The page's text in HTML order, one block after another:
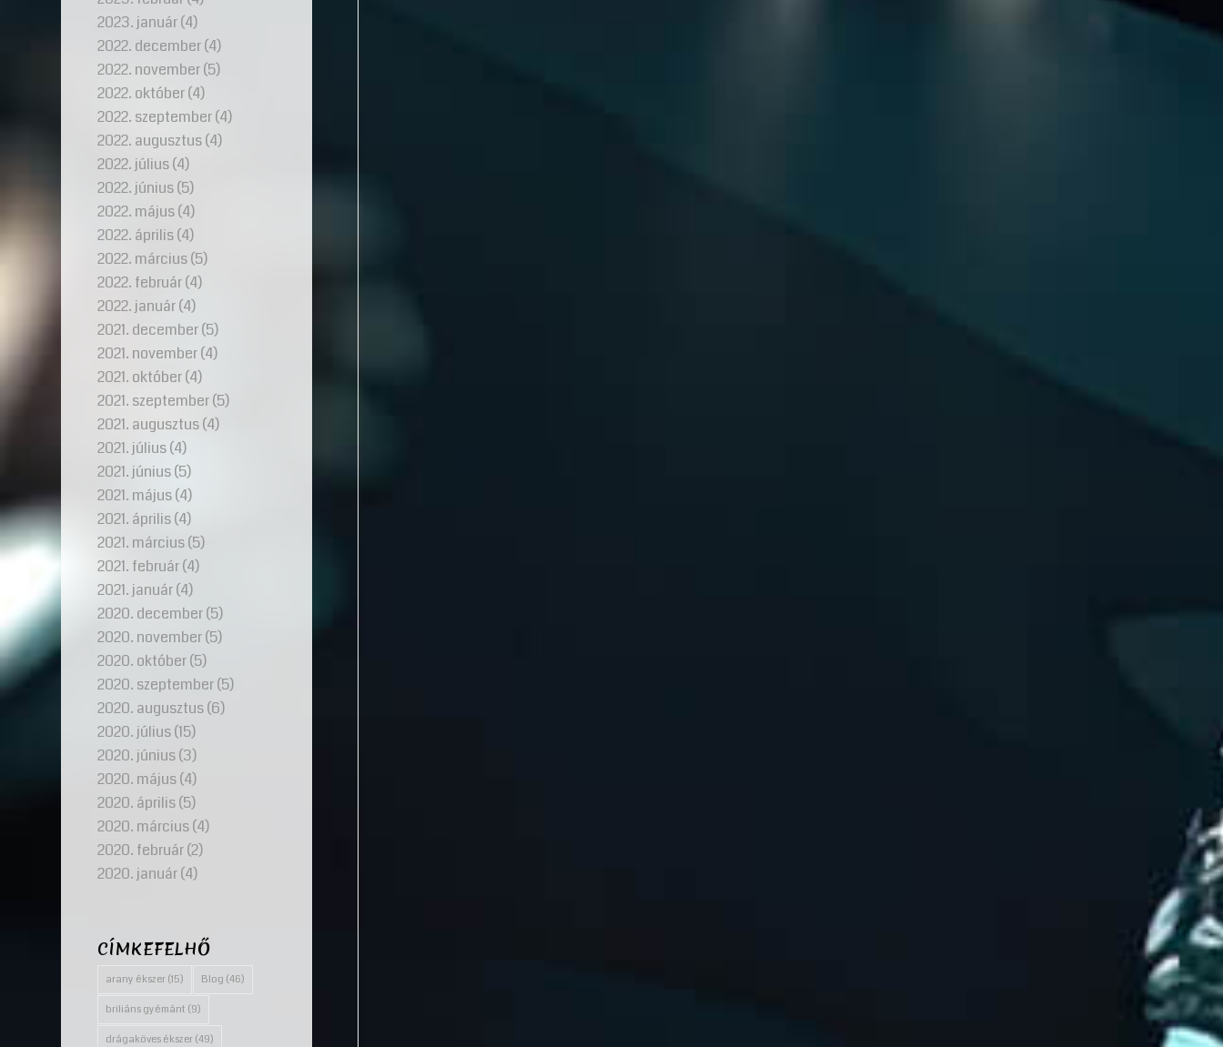
2023. január(4)
2022. december(4)
2022. november(5)
2022. október(4)
2022. szeptember(4)
2022. augusztus(4)
2022. július(4)
2022. június(5)
2022. május(4)
2022. április(4)
2022. március(5)
2022. február(4)
2022. január(4)
2021. december(5)
2021. november(4)
2021. október(4)
2021. szeptember(5)
2021. augusztus(4)
2021. július(4)
2021. június(5)
2021. május(4)
2021. április(4)
2021. március(5)
2021. február(4)
2021. január(4)
2020. december(5)
2020. november(5)
2020. október(5)
2020. szeptember(5)
2020. augusztus(6)
2020. július(15)
2020. június(3)
2020. május(4)
2020. április(5)
2020. március(4)
2020. február(2)
2020. január(4)
CÍMKEFELHŐ
arany ékszer (15) Blog (46)
briliáns gyémánt (9)
drágaköves ékszer (49)